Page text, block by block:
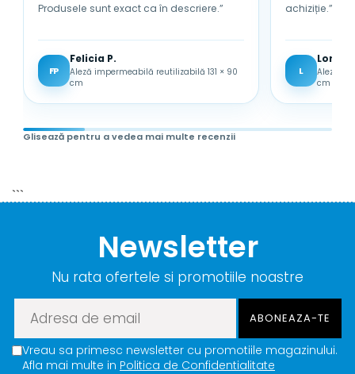
Produsele sunt exact ca în descriere.”
FP
Felicia P.
Aleză impermeabilă reutilizabilă 131 × 90
cm
achiziție.”
L
Aleză
cm
Glisează pentru a vedea mai multe recenzii
```
Newsletter
Nu rata ofertele si promotiile noastre
Vreau sa primesc newsletter cu promotiile magazinului.
Afla mai multe in Politica de Confidentialitate